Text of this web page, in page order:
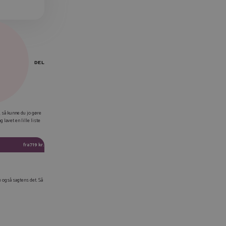
DEL
LINK
kunne du jo gøre
lavet en lille liste
fra719 kr.
sagtens det. Så